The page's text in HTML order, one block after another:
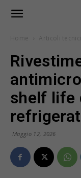
Home Articoli tecnici
shelf life
Maggio 12, 2026